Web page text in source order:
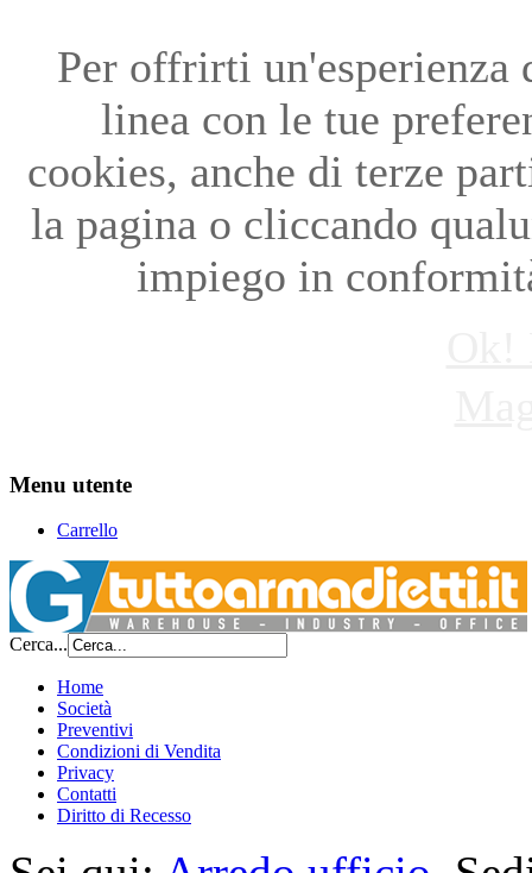
Per offrirti un'esperienza
linea con le tue
cookies, anche di terze
la pagina o cliccando
impiego in
Menu utente
Carrello
Cerca...
Home
Società
Preventivi
Condizioni di Vendita
Privacy
Contatti
Diritto di Recesso